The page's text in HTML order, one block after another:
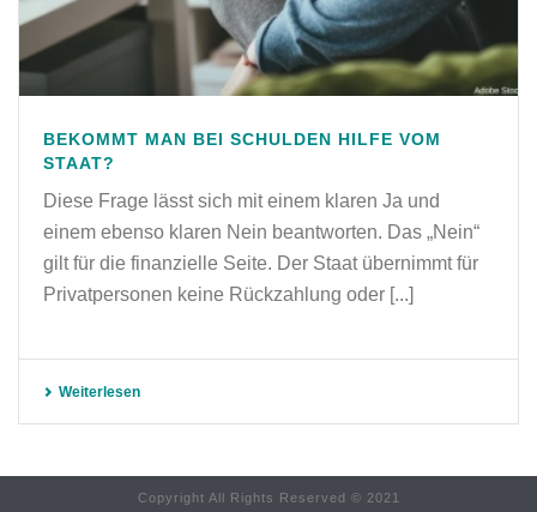
BEKOMMT MAN BEI SCHULDEN HILFE VOM
STAAT?
Diese Frage lässt sich mit einem klaren Ja und
einem ebenso klaren Nein beantworten. Das „Nein“
gilt für die finanzielle Seite. Der Staat übernimmt für
Privatpersonen keine Rückzahlung oder [...]
Weiterlesen
Copyright All Rights Reserved © 2021